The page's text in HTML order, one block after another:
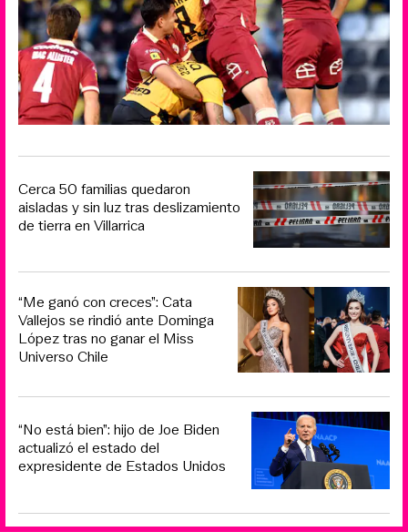
Cerca 50 familias quedaron
aisladas y sin luz tras deslizamiento
de tierra en Villarrica
“Me ganó con creces”: Cata
Vallejos se rindió ante Dominga
López tras no ganar el Miss
Universo Chile
“No está bien”: hijo de Joe Biden
actualizó el estado del
expresidente de Estados Unidos